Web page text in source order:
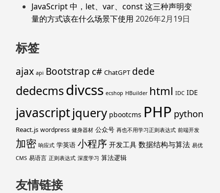
JavaScript 中，let、var、const 这三种声明变
量的方式该在什么场景下使用 2026年2月19日
标签
ajax api Bootstrap c# ChatGPT dede
dedecmsdivcss ecshop HBuilder html IDC IDE
javascriptjquery pbootcms PHP python
React.js wordpress 健身器材 公众号 再也不用学习正则表达式 前端开发
加密 响应式 学英语 小程序 开发工具 数据结构与算法 易优
CMS 易语言 正则表达式 深度学习 算法逻辑
友情链接